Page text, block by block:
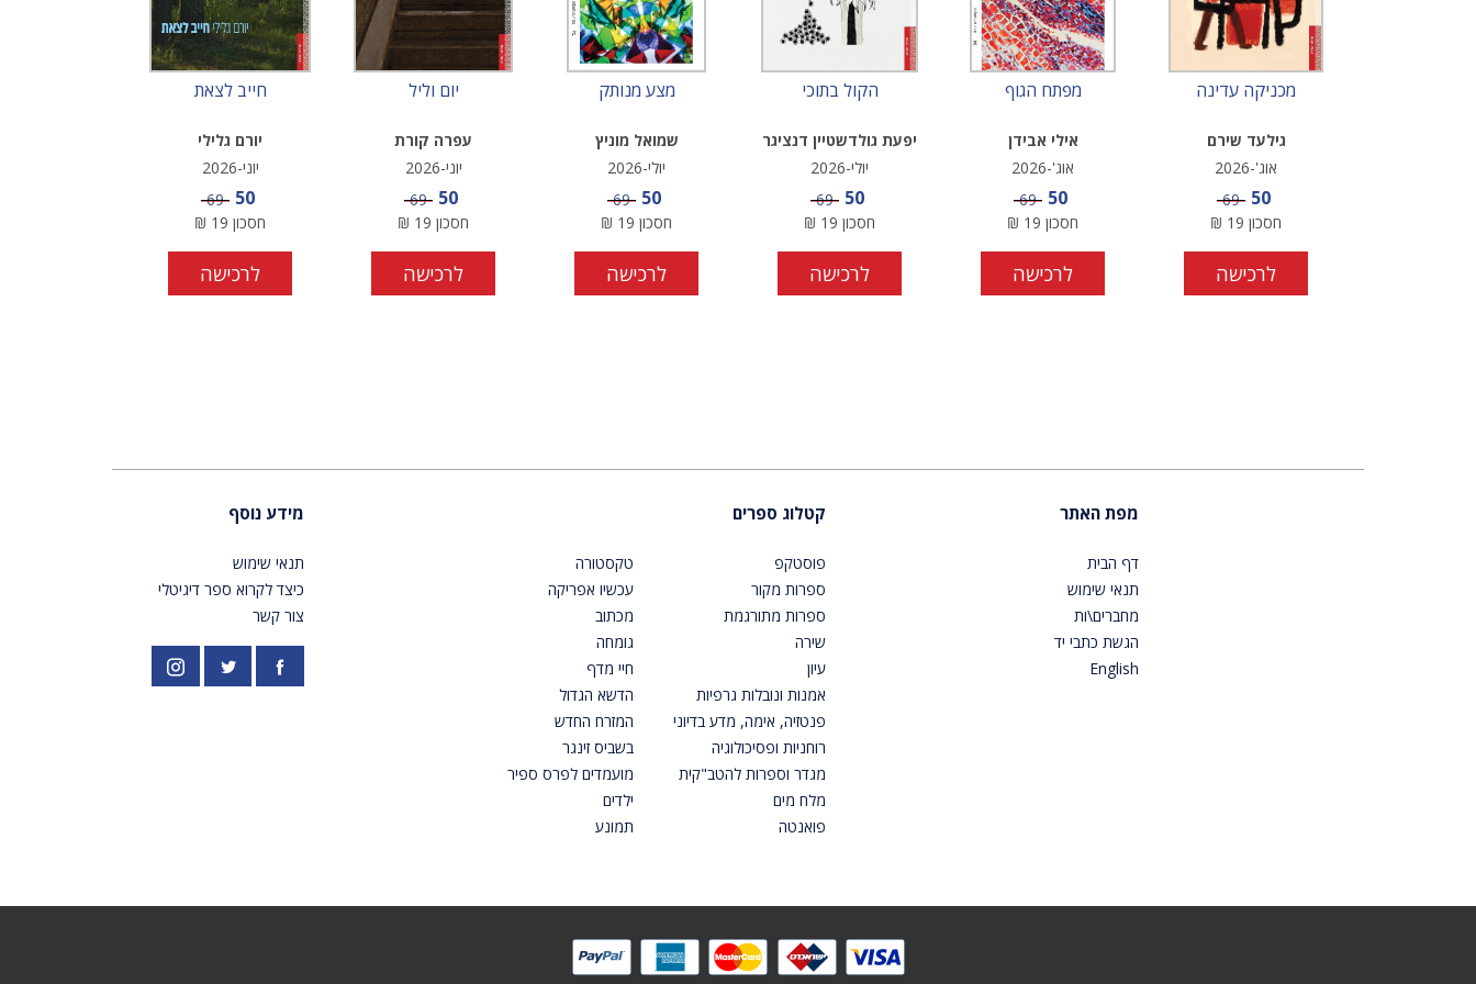
מכניקה עדינה
גילעד שירם
אוג'-2026
מחיר מבצע
50 מחיר
69
חסכון 19
₪
לרכישה
מפתח הגוף
אילי אבידן
אוג'-2026
מחיר מבצע
50 מחיר
69
חסכון 19
₪
לרכישה
הקול בתוכי
יפעת גולדשטיין דנציגר
יולי-2026
מחיר מבצע
50 מחיר
69
חסכון 19
₪
לרכישה
מצע מנותק
שמואל מוניץ
יולי-2026
מחיר מבצע
50 מחיר
69
חסכון 19
₪
לרכישה
יום וליל
עפרה קורת
יוני-2026
מחיר מבצע
50 מחיר
69
חסכון 19
₪
לרכישה
חייב לצאת
יורם גלילי
יוני-2026
מחיר מבצע
50 מחיר
69
חסכון 19
₪
לרכישה
מפת האתר
דף הבית
תנאי שימוש
מחברים\ות
הגשת כתבי יד
English
קטלוג ספרים
פוסטקפ
ספרות מקור
ספרות מתורגמת
שירה
עיון
אמנות ונובלות גרפיות
פנטזיה, אימה, מדע בדיוני
רוחניות ופסיכולוגיה
מגדר וספרות להטב"קית
מלח מים
פואנטה
טקסטורה
עכשיו אפריקה
מכתוב
גומחה
חיי מדף
הדשא הגדול
המזרח החדש
בשביס זינגר
מועמדים לפרס ספיר
ילדים
תמונע
מידע נוסף
תנאי שימוש
כיצד לקרוא ספר דיגיטלי
צור קשר
פייסבוק PardesPublish
אינסטגרם